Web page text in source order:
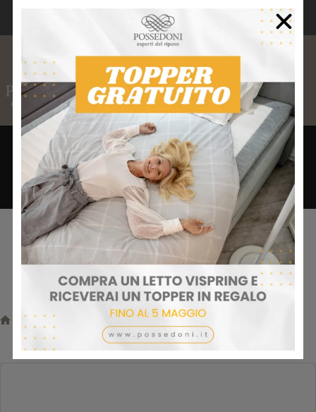
SUPERIORI A 80€
0,00 €
Approfitta degli sconti esclusivi per gli iscritti alla
Newsletter
Letti / Letto Vispring – Testata Helios